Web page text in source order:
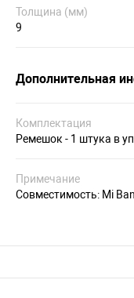
Толщина (мм)
9
Дополнительная
Комплектация
Ремешок - 1 штука в
Примечание
Совместимость: Mi